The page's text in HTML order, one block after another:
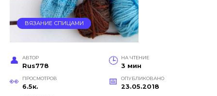
ВЯЗАНИЕ СПИЦАМИ
АВТОР
Rus778
НА ЧТЕНИЕ
3 мин
ПРОСМОТРОВ
6.5к.
ОПУБЛИКОВАНО
23.05.2018